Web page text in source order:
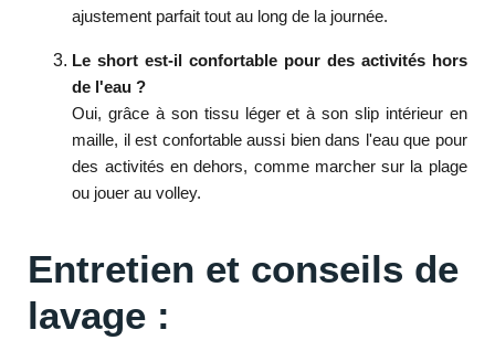
ajustement parfait tout au long de la journée.
Le short est-il confortable pour des activités hors
de l'eau ?
Oui, grâce à son tissu léger et à son slip intérieur en
maille, il est confortable aussi bien dans l'eau que pour
des activités en dehors, comme marcher sur la plage
ou jouer au volley.
Entretien et conseils de
lavage :